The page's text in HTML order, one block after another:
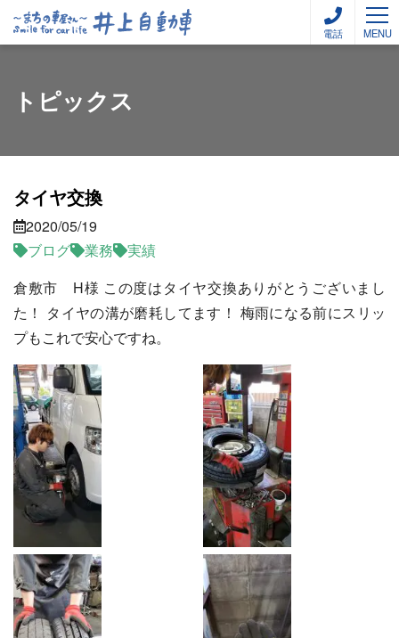
電話 MENU
トピックス
タイヤ交換
2020/05/19
ブログ
業務
実績
倉敷市 H様 この度はタイヤ交換ありがとうございまし
た！ タイヤの溝が磨耗してます！ 梅雨になる前にスリッ
プもこれで安心ですね。